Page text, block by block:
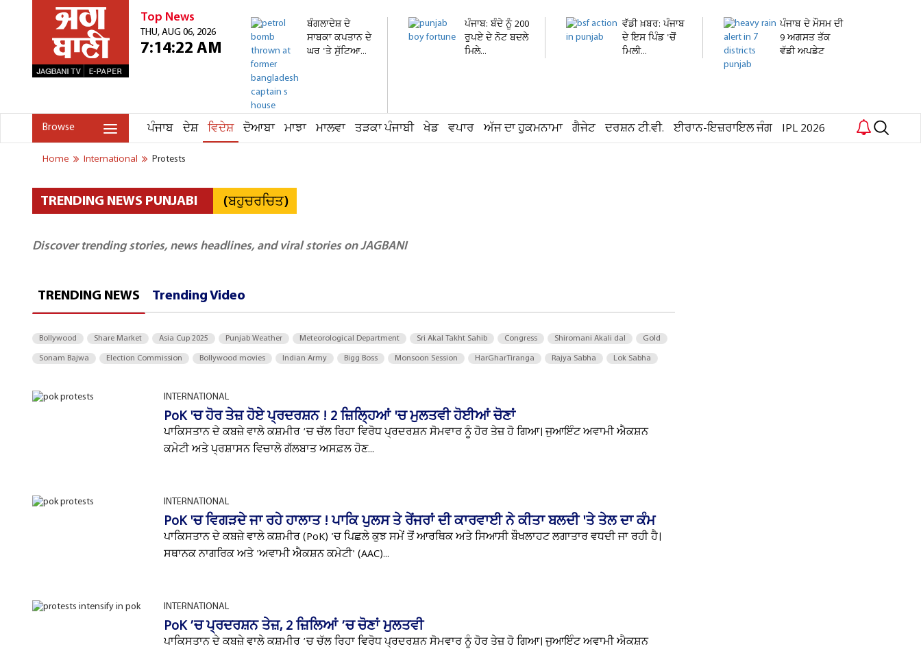
Top News
THU, AUG 06, 2026
7:14:22 AM
ਬੰਗਲਾਦੇਸ਼ ਦੇ
ਸਾਬਕਾ ਕਪਤਾਨ ਦੇ
ਘਰ 'ਤੇ ਸੁੱਟਿਆ...
ਪੰਜਾਬ: ਬੰਦੇ ਨੂੰ 200
ਰੁਪਏ ਦੇ ਨੋਟ ਬਦਲੇ
ਮਿਲੇ...
ਵੱਡੀ ਖ਼ਬਰ: ਪੰਜਾਬ
ਦੇ ਇਸ ਪਿੰਡ 'ਚੋਂ
ਮਿਲੀ...
ਪੰਜਾਬ ਦੇ ਮੌਸਮ ਦੀ
9 ਅਗਸਤ ਤੱਕ
ਵੱਡੀ ਅਪਡੇਟ
Browse ਪੰਜਾਬ ਦੇਸ਼ ਵਿਦੇਸ਼ ਦੋਆਬਾ ਮਾਝਾ ਮਾਲਵਾ ਤੜਕਾ ਪੰਜਾਬੀ ਖੇਡ ਵਪਾਰ ਅੱਜ ਦਾ ਹੁਕਮਨਾਮਾ ਗੈਜੇਟ ਦਰਸ਼ਨ ਟੀ.ਵੀ. ਈਰਾਨ-ਇਜ਼ਰਾਇਲ ਜੰਗ IPL 2026
Home International Protests
TRENDING NEWS PUNJABI (ਬਹੁਚਰਚਿਤ)
Discover trending stories, news headlines, and viral stories on JAGBANI
TRENDING NEWS Trending Video
Bollywood Share Market Asia Cup 2025 Punjab Weather Meteorological Department Sri Akal Takht Sahib Congress Shiromani Akali dal Gold
Sonam Bajwa Election Commission Bollywood movies Indian Army Bigg Boss Monsoon Session HarGharTiranga Rajya Sabha Lok Sabha
INTERNATIONAL
PoK 'ਚ ਹੋਰ ਤੇਜ਼ ਹੋਏ ਪ੍ਰਦਰਸ਼ਨ ! 2 ਜ਼ਿਲ੍ਹਿਆਂ 'ਚ ਮੁਲਤਵੀ ਹੋਈਆਂ ਚੋਣਾਂ
ਪਾਕਿਸਤਾਨ ਦੇ ਕਬਜ਼ੇ ਵਾਲੇ ਕਸ਼ਮੀਰ ’ਚ ਚੱਲ ਰਿਹਾ ਵਿਰੋਧ ਪ੍ਰਦਰਸ਼ਨ ਸੋਮਵਾਰ ਨੂੰ ਹੋਰ ਤੇਜ਼ ਹੋ ਗਿਆ। ਜੁਆਇੰਟ ਅਵਾਮੀ ਐਕਸ਼ਨ
ਕਮੇਟੀ ਅਤੇ ਪ੍ਰਸ਼ਾਸਨ ਵਿਚਾਲੇ ਗੱਲਬਾਤ ਅਸਫ਼ਲ ਹੋਣ...
INTERNATIONAL
PoK 'ਚ ਵਿਗੜਦੇ ਜਾ ਰਹੇ ਹਾਲਾਤ ! ਪਾਕਿ ਪੁਲਸ ਤੇ ਰੇਂਜਰਾਂ ਦੀ ਕਾਰਵਾਈ ਨੇ ਕੀਤਾ ਬਲਦੀ 'ਤੇ ਤੇਲ ਦਾ ਕੰਮ
ਪਾਕਿਸਤਾਨ ਦੇ ਕਬਜ਼ੇ ਵਾਲੇ ਕਸ਼ਮੀਰ (PoK) 'ਚ ਪਿਛਲੇ ਕੁਝ ਸਮੇਂ ਤੋਂ ਆਰਥਿਕ ਅਤੇ ਸਿਆਸੀ ਬੌਖਲਾਹਟ ਲਗਾਤਾਰ ਵਧਦੀ ਜਾ ਰਹੀ ਹੈ।
ਸਥਾਨਕ ਨਾਗਰਿਕ ਅਤੇ 'ਅਵਾਮੀ ਐਕਸ਼ਨ ਕਮੇਟੀ' (AAC)...
INTERNATIONAL
PoK ’ਚ ਪ੍ਰਦਰਸ਼ਨ ਤੇਜ਼, 2 ਜ਼ਿਲਿਆਂ ’ਚ ਚੋਣਾਂ ਮੁਲਤਵੀ
ਪਾਕਿਸਤਾਨ ਦੇ ਕਬਜ਼ੇ ਵਾਲੇ ਕਸ਼ਮੀਰ ’ਚ ਚੱਲ ਰਿਹਾ ਵਿਰੋਧ ਪ੍ਰਦਰਸ਼ਨ ਸੋਮਵਾਰ ਨੂੰ ਹੋਰ ਤੇਜ਼ ਹੋ ਗਿਆ। ਜੁਆਇੰਟ ਅਵਾਮੀ ਐਕਸ਼ਨ